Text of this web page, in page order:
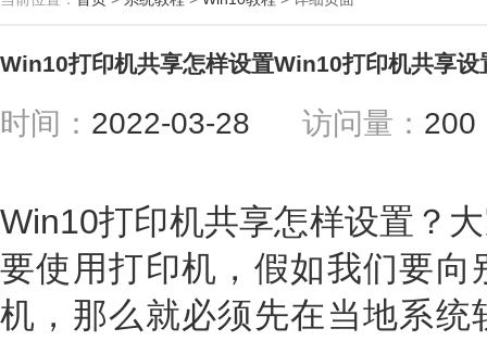
Win10打印机共享怎样设置Win10打印机共享设
时间： 2022-03-28 访问量：
Win10打印机共享怎样设置？
要使用打印机，假如我们要
机，那么就必须先在当地系